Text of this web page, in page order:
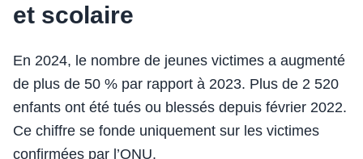
et scolaire
En 2024, le nombre de jeunes victimes a augmenté
de plus de 50 % par rapport à 2023. Plus de 2 520
enfants ont été tués ou blessés depuis février 2022.
Ce chiffre se fonde uniquement sur les victimes
confirmées par l’ONU.